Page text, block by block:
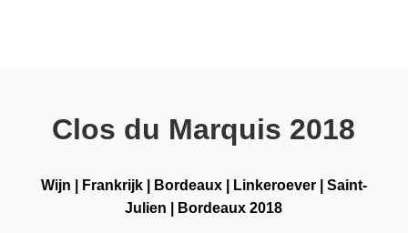
Clos du Marquis 2018
Wijn Frankrijk| Bordeaux| Linkeroever| Saint-
Julien
Bordeaux 2018